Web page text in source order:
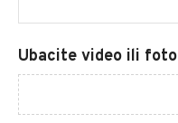
Ubacite video ili foto